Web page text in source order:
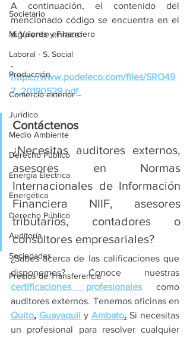
Societario
M. Valores y Financiero
Laboral - S. Social
Producción
Comercio exterior
Jurídico
Medio Ambiente
Derecho Público
Energía Eléctrica
Energética
Derecho Público
Auditoría
Sociedades
Precios de Transferencia
A continuación, el contenido del
mencionado código se encuentra en el
siguiente enlace:
https://www.pudeleco.com/files/SRO49
7_20190529.pdf
Contáctenos
¿Necesitas auditores externos,
asesores en Normas
Internacionales de Información
Financiera NIIF, asesores
tributarios, contadores o
consultores empresariales?
¿Sabes acerca de las calificaciones que
certificaciones profesionales
como
Quito, Guayaquil y Ambato. Si necesitas
un profesional para resolver cualquier